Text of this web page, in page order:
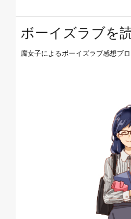
ボーイズラブを
腐女子によるボーイズラブ感想ブ